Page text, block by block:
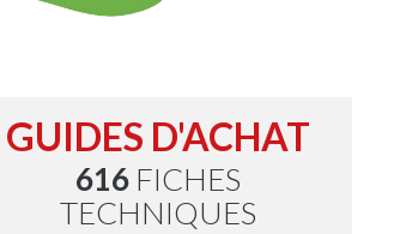
GUIDES D'ACHAT
616FICHES
TECHNIQUES